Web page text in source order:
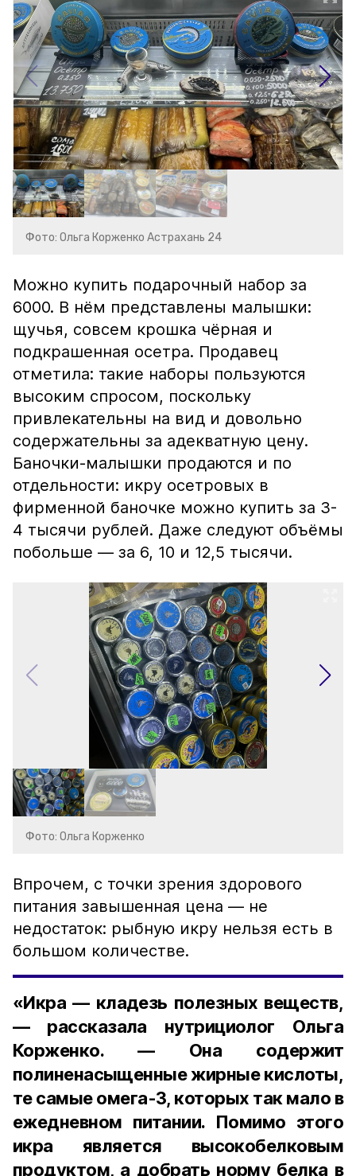
Фото: Ольга Корженко Астрахань 24
Можно купить подарочный набор за
6000. В нём представлены малышки:
щучья, совсем крошка чёрная и
подкрашенная осетра. Продавец
отметила: такие наборы пользуются
высоким спросом, поскольку
привлекательны на вид и довольно
содержательны за адекватную цену.
Баночки-малышки продаются и по
отдельности: икру осетровых в
фирменной баночке можно купить за 3-
4 тысячи рублей. Даже следуют объёмы
побольше — за 6, 10 и 12,5 тысячи.
Фото: Ольга Корженко
Впрочем, с точки зрения здорового
питания завышенная цена — не
недостаток: рыбную икру нельзя есть в
большом количестве.
«Икра — кладезь полезных веществ,
— рассказала нутрициолог Ольга
Корженко. — Она содержит
полиненасыщенные жирные кислоты,
те самые омега-3, которых так мало в
ежедневном питании. Помимо этого
икра является высокобелковым
продуктом, а добрать норму белка в